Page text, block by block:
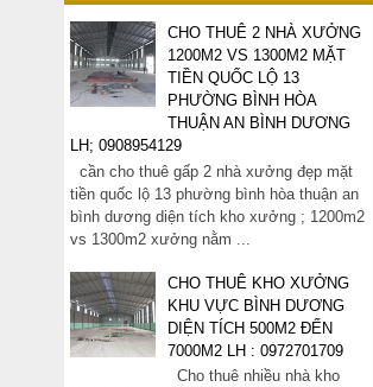
CHO THUÊ 2 NHÀ XƯỞNG
1200M2 VS 1300M2 MẶT
TIỀN QUỐC LỘ 13
PHƯỜNG BÌNH HÒA
THUẬN AN BÌNH DƯƠNG
LH; 0908954129
cần cho thuê gấp 2 nhà xưởng đẹp mặt
tiền quốc lộ 13 phường bình hòa thuận an
bình dương diện tích kho xưởng ; 1200m2
vs 1300m2 xưởng nằm ...
CHO THUÊ KHO XƯỞNG
KHU VỰC BÌNH DƯƠNG
DIỆN TÍCH 500M2 ĐẾN
7000M2 LH : 0972701709
Cho thuê nhiều nhà kho